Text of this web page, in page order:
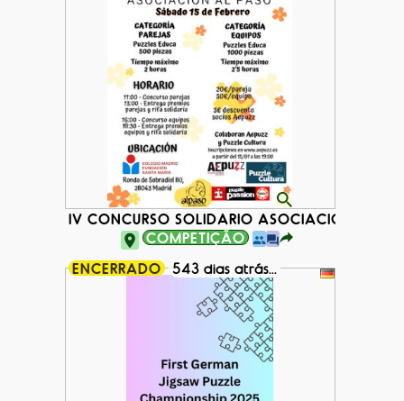
IV CONCURSO SOLIDARIO ASOCIACIÓN AL
COMPETIÇÃO
ENCERRADO
543 dias atrás...